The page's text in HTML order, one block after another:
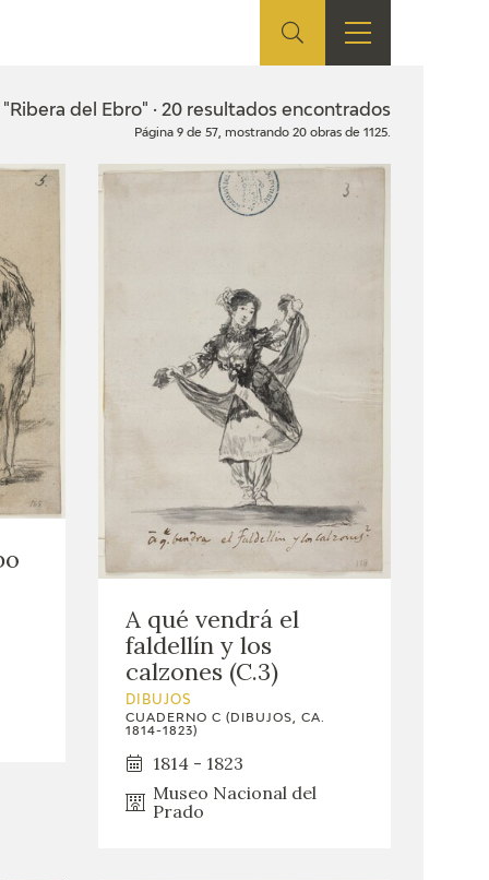
TIENDA EDUCA
RECURSOS
del Ebro" · 20 resultados encontrados
Página 9 de 57, mostrando 20 obras de 1125.
A qué vendrá el
faldellín y los
calzones (C.3)
DIBUJOS
CUADERNO C (DIBUJOS, CA.
1814-1823)
1814 - 1823
Museo Nacional del
Prado